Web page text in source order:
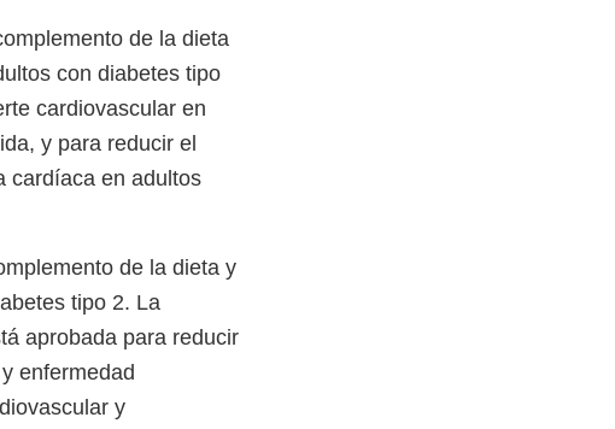
de la dieta
con diabetes tipo
cardiovascular en
y para reducir el
cardíaca en adultos
de la dieta y
tipo 2. La
aprobada para reducir
enfermedad
y